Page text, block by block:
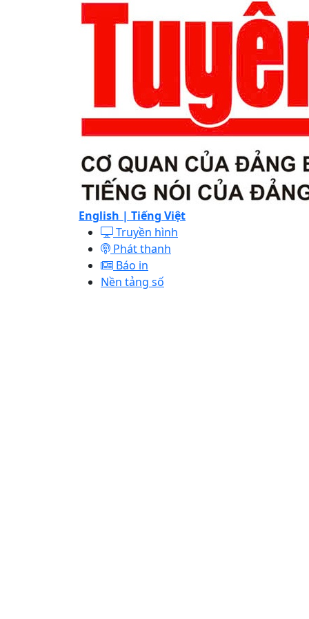
English | Tiếng Việt
Truyền hình
Phát thanh
Báo in
Nền tảng số